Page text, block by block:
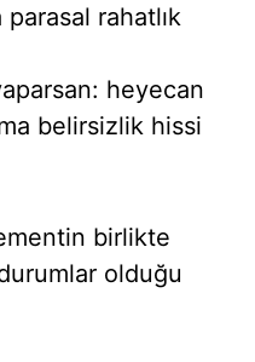
rahatlık
heyecan
belirsizlik hissi
birlikte
olduğu